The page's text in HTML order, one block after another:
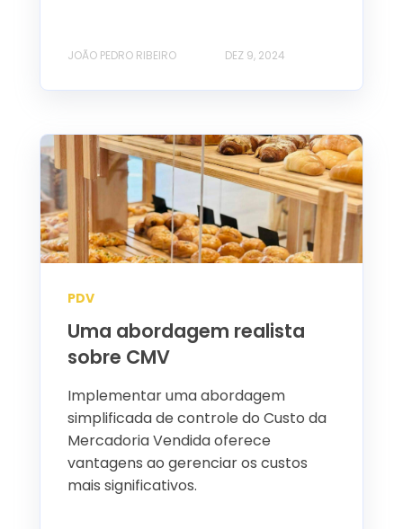
JOÃO PEDRO RIBEIRO DEZ 9, 2024
PDV
Uma abordagem realista
sobre CMV
Implementar uma abordagem
simplificada de controle do Custo da
Mercadoria Vendida oferece
vantagens ao gerenciar os custos
mais significativos.